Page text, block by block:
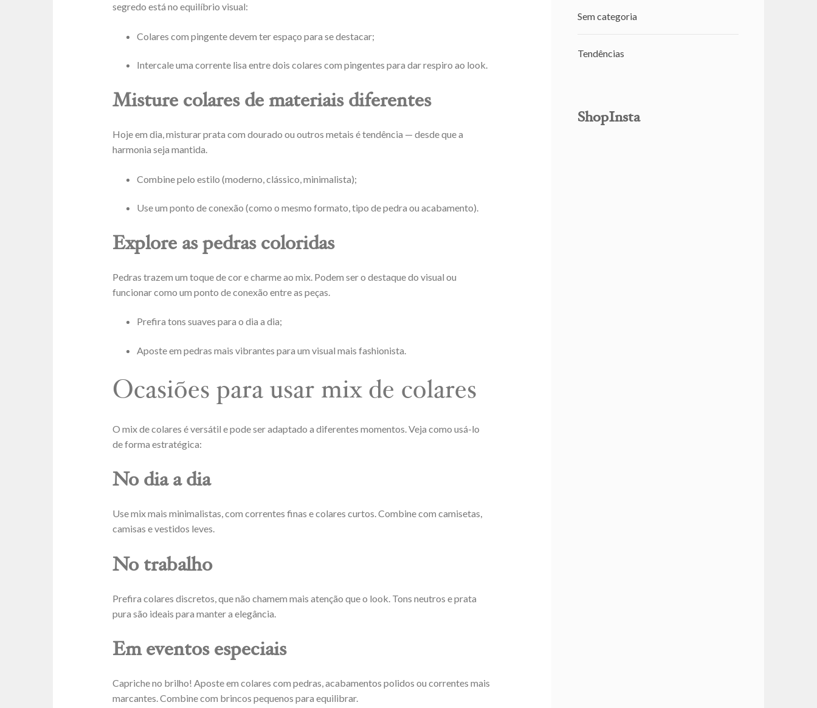
segredo está no equilíbrio visual:
Colares com pingente devem ter espaço para se destacar;
Intercale uma corrente lisa entre dois colares com pingentes para dar respiro ao look.
Misture colares de materiais diferentes
Hoje em dia, misturar prata com dourado ou outros metais é tendência — desde que a
harmonia seja mantida.
Combine pelo estilo (moderno, clássico, minimalista);
Use um ponto de conexão (como o mesmo formato, tipo de pedra ou acabamento).
Explore as pedras coloridas
Pedras trazem um toque de cor e charme ao mix. Podem ser o destaque do visual ou
funcionar como um ponto de conexão entre as peças.
Prefira tons suaves para o dia a dia;
Aposte em pedras mais vibrantes para um visual mais fashionista.
Ocasiões para usar mix de colares
O mix de colares é versátil e pode ser adaptado a diferentes momentos. Veja como usá-lo
de forma estratégica:
No dia a dia
Use mix mais minimalistas, com correntes finas e colares curtos. Combine com camisetas,
camisas e vestidos leves.
No trabalho
Prefira colares discretos, que não chamem mais atenção que o look. Tons neutros e prata
pura são ideais para manter a elegância.
Em eventos especiais
Capriche no brilho! Aposte em colares com pedras, acabamentos polidos ou correntes mais
marcantes. Combine com brincos pequenos para equilibrar.
Sem categoria
Tendências
ShopInsta